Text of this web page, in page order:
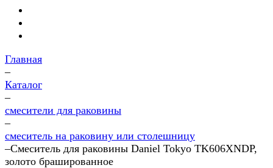
Главная
–
Каталог
–
смесители для раковины
–
смеситель на раковину или столешницу
–Смеситель для раковины Daniel Tokyo TK606XNDP,
золото брашированное